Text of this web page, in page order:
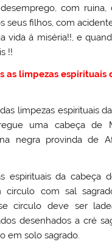
com ruina,
seus filhos, com
vida á miséria!!, e
!!
as limpezas espirituais
das limpezas espirituais
uma cabeça de
negra provinda de
espirituais da cabeça
circulo com sal
circulo deve ser
desenhados a cré
em solo sagrado.